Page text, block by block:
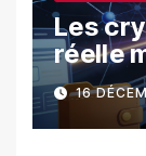
Les
réelle
16